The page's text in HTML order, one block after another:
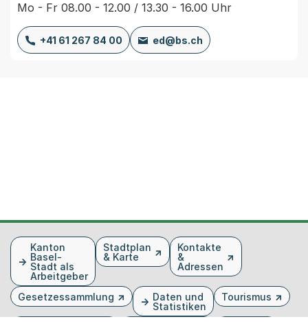
Mo - Fr 08.00 - 12.00 / 13.30 - 16.00 Uhr
+41 61 267 84 00 ed@bs.ch
FusszeileKanton
Basel-
Stadt als
Arbeitgeber
Stadtplan
& Karte
Kontakte
&
Adressen
Gesetzessammlung
Daten und
Statistiken
Tourismus